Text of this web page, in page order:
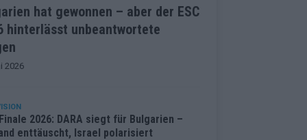
hat gewonnen – aber der ESC
hinterlässt unbeantwortete
2026
2026: DARA siegt für Bulgarien –
enttäuscht, Israel polarisiert